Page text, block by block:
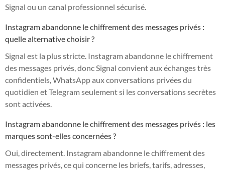
Signal ou un canal professionnel sécurisé.
Instagram abandonne le chiffrement des messages privés :
quelle alternative choisir ?
Signal est la plus stricte. Instagram abandonne le chiffrement
des messages privés, donc Signal convient aux échanges très
confidentiels, WhatsApp aux conversations privées du
quotidien et Telegram seulement si les conversations secrètes
sont activées.
Instagram abandonne le chiffrement des messages privés : les
marques sont-elles concernées ?
Oui, directement. Instagram abandonne le chiffrement des
messages privés, ce qui concerne les briefs, tarifs, adresses,